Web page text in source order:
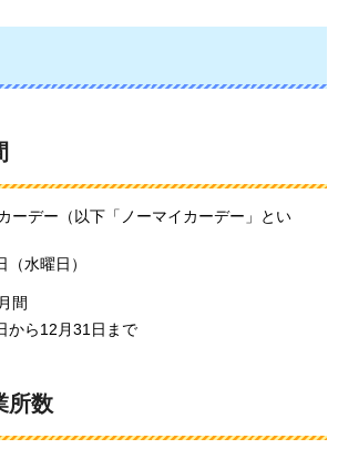
ーデー（以下「ノーマイカーデー」とい
水曜日）
間
から12月31日まで
所数